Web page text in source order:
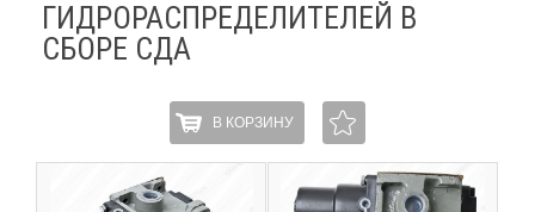
ГИДРОРАСПРЕДЕЛИТЕЛЕЙ В
СБОРЕ СДА
В КОРЗИНУ